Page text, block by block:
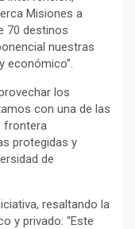
Misiones a
70 destinos
nuestras
económico”.
los
con una de las
frontera
protegidas y
de
resaltando la
y privado: “Este